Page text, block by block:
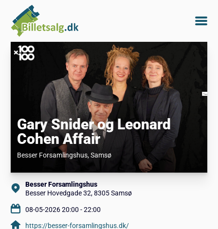
Gary Snider og Leonard
Cohen Affair
Besser Forsamlingshus, Samsø
Besser Forsamlingshus
Besser Hovedgade 32, 8305 Samsø
08-05-2026 20:00 - 22:00
https://besser-forsamlingshus.dk/